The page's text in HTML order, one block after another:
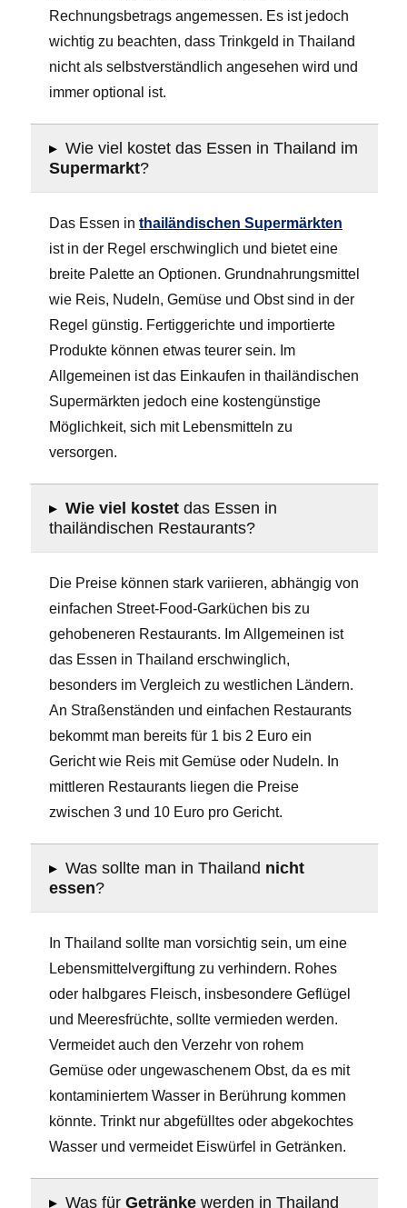
Rechnungsbetrags angemessen. Es ist jedoch
wichtig zu beachten, dass Trinkgeld in Thailand
nicht als selbstverständlich angesehen wird und
immer optional ist.
▸ Wie viel kostet das Essen in Thailand im
Supermarkt?
Das Essen in thailändischen Supermärkten
ist in der Regel erschwinglich und bietet eine
breite Palette an Optionen. Grundnahrungsmittel
wie Reis, Nudeln, Gemüse und Obst sind in der
Regel günstig. Fertiggerichte und importierte
Produkte können etwas teurer sein. Im
Allgemeinen ist das Einkaufen in thailändischen
Supermärkten jedoch eine kostengünstige
Möglichkeit, sich mit Lebensmitteln zu
versorgen.
▸ Wie viel kostetdas Essen in
thailändischen Restaurants?
Die Preise können stark variieren, abhängig von
einfachen Street-Food-Garküchen bis zu
gehobeneren Restaurants. Im Allgemeinen ist
das Essen in Thailand erschwinglich,
besonders im Vergleich zu westlichen Ländern.
An Straßenständen und einfachen Restaurants
bekommt man bereits für 1 bis 2 Euro ein
Gericht wie Reis mit Gemüse oder Nudeln. In
mittleren Restaurants liegen die Preise
zwischen 3 und 10 Euro pro Gericht.
▸ Was sollte man in Thailand nicht
essen?
In Thailand sollte man vorsichtig sein, um eine
Lebensmittelvergiftung zu verhindern. Rohes
oder halbgares Fleisch, insbesondere Geflügel
und Meeresfrüchte, sollte vermieden werden.
Vermeidet auch den Verzehr von rohem
Gemüse oder ungewaschenem Obst, da es mit
kontaminiertem Wasser in Berührung kommen
könnte. Trinkt nur abgefülltes oder abgekochtes
Wasser und vermeidet Eiswürfel in Getränken.
▸ Was für Getränkewerden in Thailand